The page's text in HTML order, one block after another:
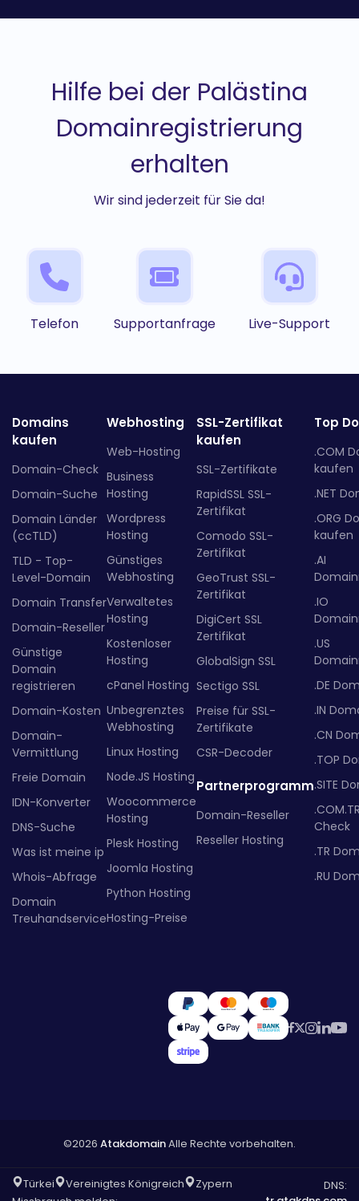
Hilfe bei der Palästina
Domainregistrierung
erhalten
Wir sind jederzeit für Sie da!
Telefon Supportanfrage Live-Support
Domains
kaufen
Domain-Check
Domain-Suche
Domain Länder
(ccTLD)
TLD - Top-
Level-Domain
Domain Transfer
Domain-Reseller
Günstige
Domain
registrieren
Domain-Kosten
Domain-
Vermittlung
Freie Domain
IDN-Konverter
DNS-Suche
Was ist meine ip
Whois-Abfrage
Domain
Treuhandservice
Webhosting
Web-Hosting
Business
Hosting
Wordpress
Hosting
Günstiges
Webhosting
Verwaltetes
Hosting
Kostenloser
Hosting
cPanel Hosting
Unbegrenztes
Webhosting
Linux Hosting
Node.JS Hosting
Woocommerce
Hosting
Plesk Hosting
Joomla Hosting
Python Hosting
Hosting-Preise
SSL-Zertifikat
kaufen
SSL-Zertifikate
RapidSSL SSL-
Zertifikat
Comodo SSL-
Zertifikat
GeoTrust SSL-
Zertifikat
DigiCert SSL
Zertifikat
GlobalSign SSL
Sectigo SSL
Preise für SSL-
Zertifikate
CSR-Decoder
Partnerprogramm
Domain-Reseller
Reseller Hosting
Top
.COM
kaufen
.NET
.ORG
kaufen
.AI
.IO
.US
.DE
.IN
.CN
.TOP
.SITE
Check
.TR
.RU
©2026 AtakdomainAlle Rechte vorbehalten.
Türkei Vereinigtes Königreich
Zypern
DNS: